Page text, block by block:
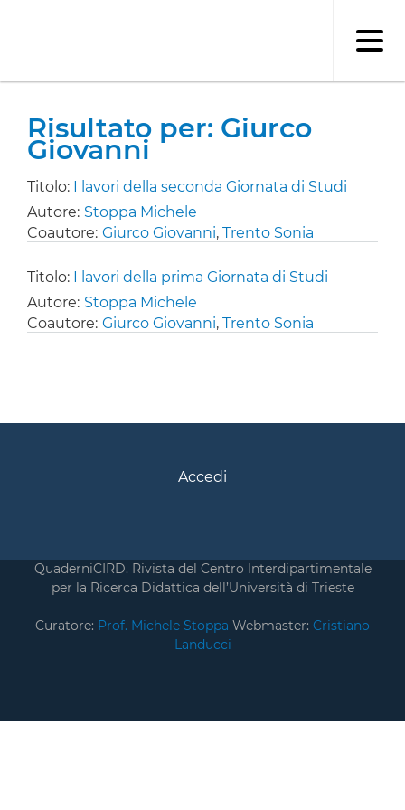
Risultato per: Giurco
Giovanni
Titolo: I lavori della seconda Giornata di Studi
Autore: Stoppa Michele
Coautore: Giurco Giovanni, Trento Sonia
Titolo: I lavori della prima Giornata di Studi
Autore: Stoppa Michele
Coautore: Giurco Giovanni, Trento Sonia
Accedi
QuaderniCIRD. Rivista del Centro Interdipartimentale
per la Ricerca Didattica dell’Università di Trieste
Curatore: Prof. Michele Stoppa Webmaster: Cristiano
Landucci